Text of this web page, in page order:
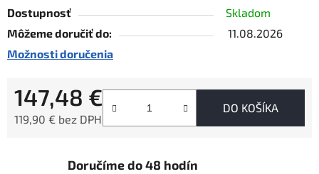
Dostupnosť
Skladom
Môžeme doručiť do:
11.08.2026
Možnosti doručenia
147,48 €
119,90 € bez DPH
DO KOŠÍKA
Doručíme do 48 hodín